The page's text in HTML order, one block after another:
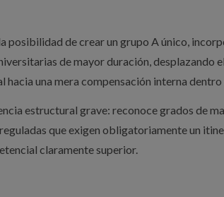
posibilidad de crear un grupo A único,
de mayor duración, desplazando
una mera compensación interna
estructural grave: reconoce grados de
que exigen obligatoriamente un
claramente superior.